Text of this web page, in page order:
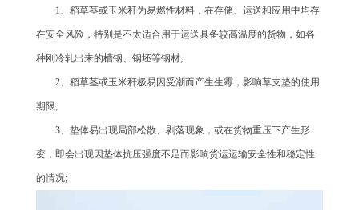
1、稻草茎或玉米秆为易燃性材料，在存储、运送和应用中均存
在安全风险，特别是不太适合用于运送具备较高温度的货物，如各
种刚冷轧出来的槽钢、钢坯等钢材;
2、稻草茎或玉米秆极易因受潮而产生生霉，影响草支垫的使用
期限;
3、垫体易出现局部松散、剥落现象，或在货物重压下产生形
变，即会出现因垫体抗压强度不足而影响货运运输安全性和稳定性
的情况;